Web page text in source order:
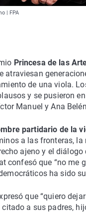
| FPA
Princesa de las
atraviesan
de una viola.
y se pusieron
Manuel y Ana
partidario de la
a las fronteras,
ajeno y el
confesó que “no me
ha sido
que “quiero
a sus padres,